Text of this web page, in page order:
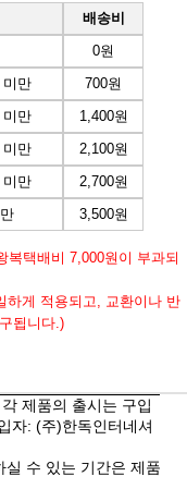
배송비
0원
미만
700원
미만
1,400원
미만
2,100원
미만
2,700원
3,500원
택배비 7,000원이 부과되
하게 적용되고, 교환이나 반
됩니다.)
제품의 출시는 구입
자: (주)한독인터네셔
수 있는 기간은 제품